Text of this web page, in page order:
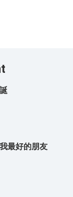
最好的朋友